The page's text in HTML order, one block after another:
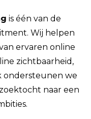
is één van de
Wij helpen
ervaren online
zichtbaarheid,
ondersteunen we
naar een